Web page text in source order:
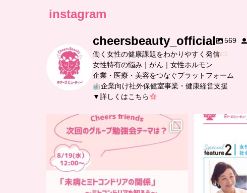
instagram
cheersbeauty_official
569
働く女性の健康課題をわかりやすく発信
女性特有の悩み｜がん｜女性ホルモン
企業・医療・美容をつなぐプラットフォーム
企業向け社外保健室事業・健康経営支援
▼詳しくはこちら
チアーズフレンズ
グループ勉強会
チアーズビューティーでは
コミュ